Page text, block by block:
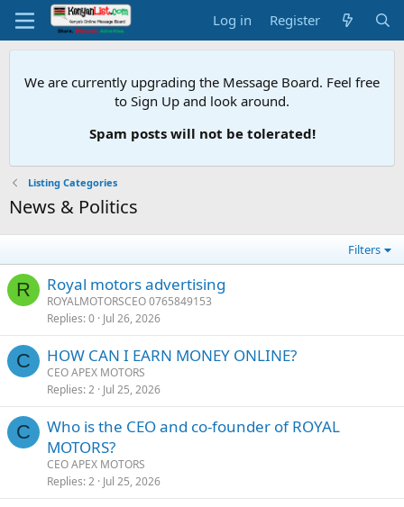
Log in Register
We are currently upgrading the Message Board. Feel free
to Sign Up and look around.
Spam posts will not be tolerated!
Listing Categories
News & Politics
Filters
R Royal motors advertising
ROYALMOTORSCEO 0765849153
Replies 0 Jul 26, 2026
C HOW CAN I EARN MONEY ONLINE?
CEO APEX MOTORS
Replies 2 Jul 25, 2026
C
Who is the CEO and co-founder of ROYAL
MOTORS?
CEO APEX MOTORS
Replies 2 Jul 25, 2026